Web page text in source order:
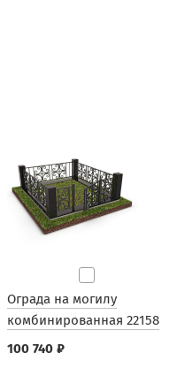
Ограда на могилу
комбинированная 22158
100 740 ₽